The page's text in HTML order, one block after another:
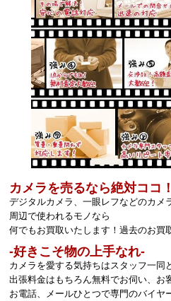
カメラを売るなら絶対ココ
デジタルカメラ、一眼レフなどのカメ
周辺で使われるモノなら
何でもお買取いたします！過去のお買
‐好きこそ物の上手なれ‐
カメラを愛する気持ちはスタッフ一同
出張料金はもちろん無料でお伺い、お
お電話、メールひとつで専門のバイヤ